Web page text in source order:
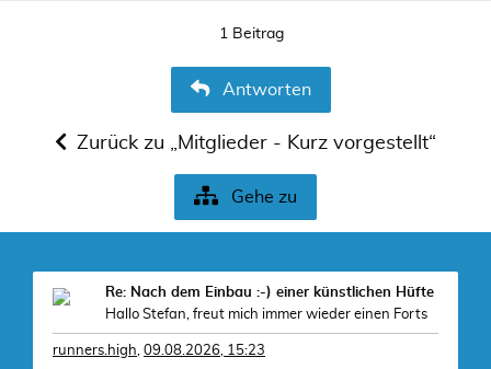
1 Beitrag
Antworten
Zurück zu „Mitglieder - Kurz vorgestellt“
Gehe zu
Re: Nach dem Einbau :-) einer künstlichen Hüfte
Hallo Stefan, freut mich immer wieder einen Forts
runners.high, 09.08.2026, 15:23